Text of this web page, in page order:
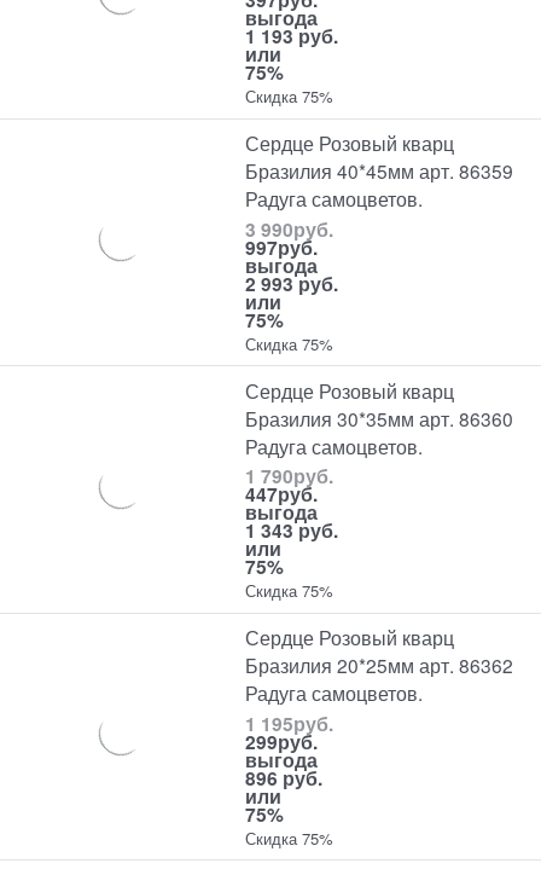
выгода
1 193 руб.
или
75%
Скидка 75%
Сердце Розовый кварц
Бразилия 40*45мм арт. 86359
Радуга самоцветов.
3 990руб.
997руб.
выгода
2 993 руб.
или
75%
Скидка 75%
Сердце Розовый кварц
Бразилия 30*35мм арт. 86360
Радуга самоцветов.
1 790руб.
447руб.
выгода
1 343 руб.
или
75%
Скидка 75%
Сердце Розовый кварц
Бразилия 20*25мм арт. 86362
Радуга самоцветов.
1 195руб.
299руб.
выгода
896 руб.
или
75%
Скидка 75%